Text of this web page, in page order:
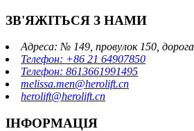
ЗВ'ЯЖІТЬСЯ З НАМИ
Адреса: № 149, провулок 150,
Телефон: +86 21 64907850
Телефон: 8613661991495
melissa.men@herolift.cn
herolift@herolift.cn
ІНФОРМАЦІЯ